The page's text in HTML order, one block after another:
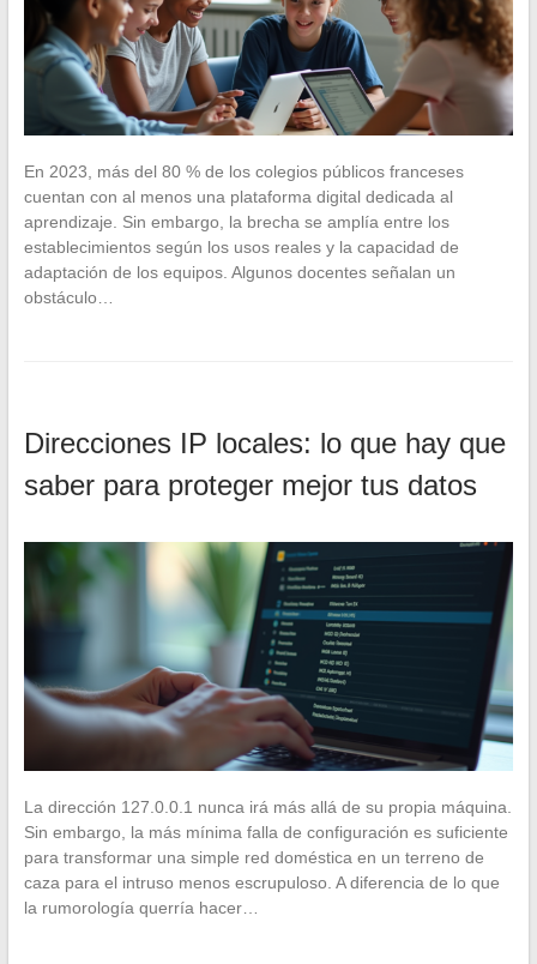
En 2023, más del 80 % de los colegios públicos franceses
cuentan con al menos una plataforma digital dedicada al
aprendizaje. Sin embargo, la brecha se amplía entre los
establecimientos según los usos reales y la capacidad de
adaptación de los equipos. Algunos docentes señalan un
obstáculo…
Direcciones IP locales: lo que hay que
saber para proteger mejor tus datos
La dirección 127.0.0.1 nunca irá más allá de su propia máquina.
Sin embargo, la más mínima falla de configuración es suficiente
para transformar una simple red doméstica en un terreno de
caza para el intruso menos escrupuloso. A diferencia de lo que
la rumorología querría hacer…